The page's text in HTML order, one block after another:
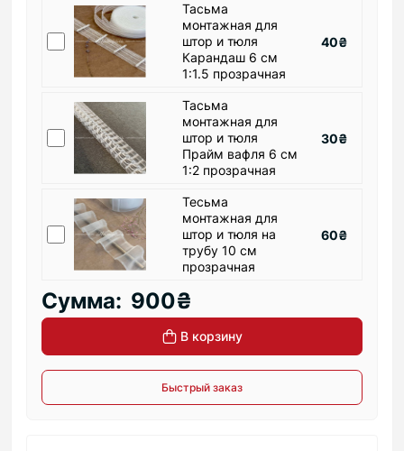
Тасьма
монтажная для
штор и тюля
Карандаш 6 см
1:1.5 прозрачная
40₴
Тасьма
монтажная для
штор и тюля
Прайм вафля 6 см
1:2 прозрачная
30₴
Тесьма
монтажная для
штор и тюля на
трубу 10 см
прозрачная
60₴
Сумма: 900₴
В корзину
Быстрый заказ